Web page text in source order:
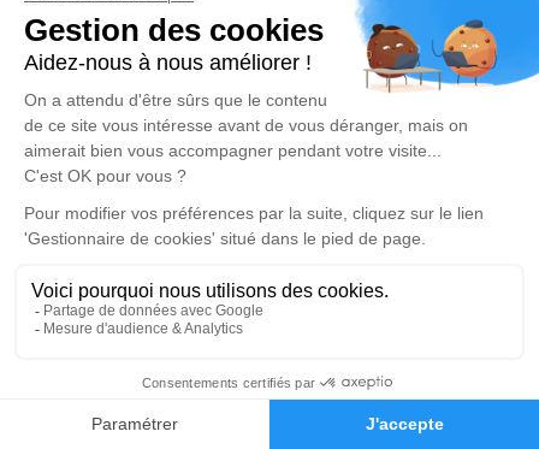
Faire-part Hommages
ou des textes. Cet endroit est un lieu d'expression dédié à
honorer la mémoire de Céline GUIOSE.
Un service de plantation d’arbre hommage estdisponible
jeudi 29 juin 2023 à 10h30
Église de Saint-Laurent-des-Hommes
24400 Saint-Laurent-des-Hommes
Je rends hommage